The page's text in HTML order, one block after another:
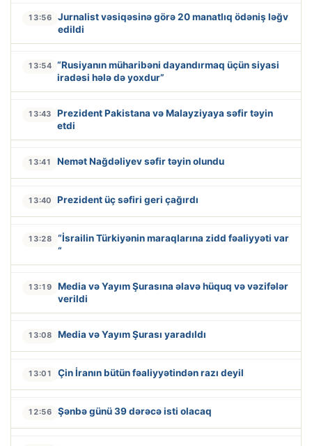
13:56
Jurnalist vəsiqəsinə görə 20 manatlıq ödəniş ləğv
edildi
13:54 “Rusiyanın müharibəni dayandırmaq üçün siyasi
iradəsi hələ də yoxdur”
13:43
Prezident Pakistana və Malayziyaya səfir təyin
etdi
13:41 Nemət Nağdəliyev səfir təyin olundu
13:40 Prezident üç səfiri geri çağırdı
13:28
“İsrailin Türkiyənin maraqlarına zidd fəaliyyəti var
“
13:19
Media və Yayım Şurasına əlavə hüquq və vəzifələr
verildi
13:08 Media və Yayım Şurası yaradıldı
13:01 Çin İranın bütün fəaliyyətindən razı deyil
12:56 Şənbə günü 39 dərəcə isti olacaq